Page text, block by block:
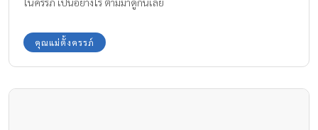
คุณแม่ตั้งครรภ์